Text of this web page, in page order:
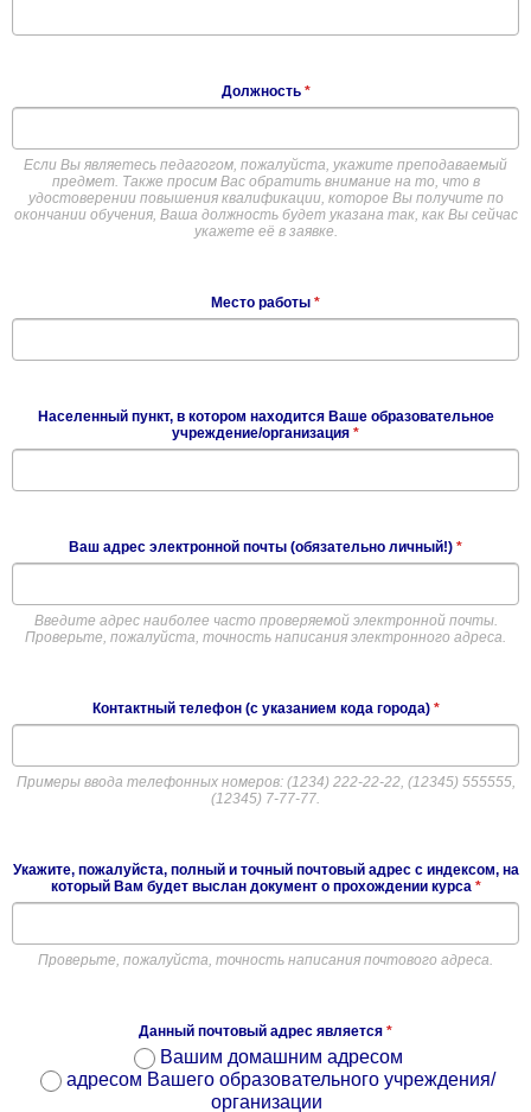
Должность *
Если Вы являетесь педагогом, пожалуйста, укажите преподаваемый
предмет. Также просим Вас обратить внимание на то, что в
удостоверении повышения квалификации, которое Вы получите по
окончании обучения, Ваша должность будет указана так, как Вы сейчас
укажете её в заявке.
Место работы *
Населенный пункт, в котором находится Ваше образовательное
учреждение/организация *
Ваш адрес электронной почты (обязательно личный!) *
Введите адрес наиболее часто проверяемой электронной почты.
Проверьте, пожалуйста, точность написания электронного адреса.
Контактный телефон (с указанием кода города) *
Примеры ввода телефонных номеров: (1234) 222-22-22, (12345) 555555,
(12345) 7-77-77.
Укажите, пожалуйста, полный и точный почтовый адрес с индексом, на
который Вам будет выслан документ о прохождении курса *
Проверьте, пожалуйста, точность написания почтового адреса.
Данный почтовый адрес является *
Вашим домашним адресом
адресом Вашего образовательного учреждения/
организации